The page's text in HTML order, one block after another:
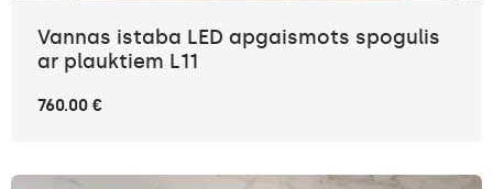
Vannas istaba LED apgaismots spogulis
ar plauktiem L11
760.00 €